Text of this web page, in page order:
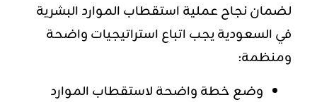
لضمان نجاح عملية استقطاب الموارد البشرية
في السعودية يجب اتباع استراتيجيات واضحة
ومنظمة:
وضع خطة واضحة لاستقطاب الموارد